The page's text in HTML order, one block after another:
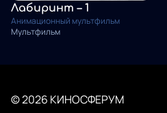
Лабиринт – 1
Анимационный мультфильм
Мультфильм
© 2026 КИНОСФЕРУМ